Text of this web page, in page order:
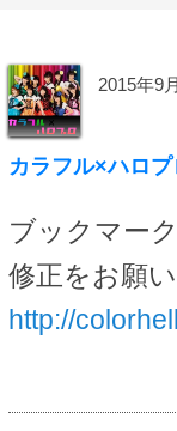
2015年9
カラフル×ハロ
ブックマー
修正をお願
http://